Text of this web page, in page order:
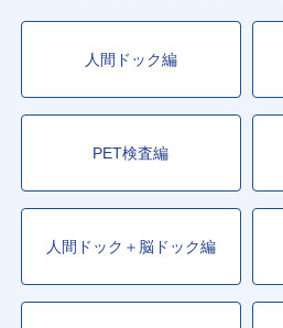
人間ドック編
PET検査編
人間ドック＋脳ドック編